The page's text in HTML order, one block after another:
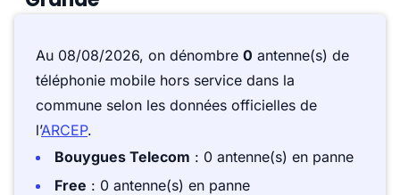
Au 08/08/2026, on dénombre 0 antenne(s) de
téléphonie mobile hors service dans la
commune selon les données officielles de
l’ARCEP.
Bouygues Telecom : 0 antenne(s) en panne
Free : 0 antenne(s) en panne